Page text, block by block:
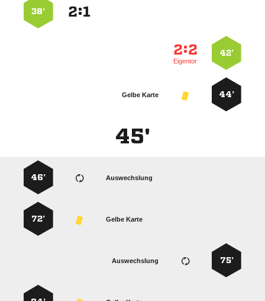
:
38’
42’
:
Eigentor
44’
Gelbe Karte
45'
Auswechslung
46’
Gelbe Karte
72’
75’
Auswechslung